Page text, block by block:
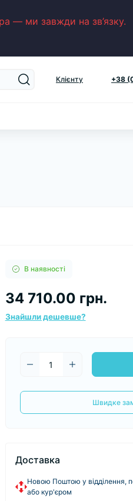
— ми завжди на зв’язку.
Клієнту +38
В наявності
34 710.00 грн.
Знайшли дешевше?
Швидке
Доставка
Новою Поштою у відділення,
або кур'єром